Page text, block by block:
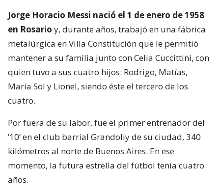
Jorge Horacio Messi nació el 1 de enero de 1958
en Rosario y, durante años, trabajó en una fábrica
metalúrgica en Villa Constitución que le permitió
mantener a su familia junto con Celia Cuccittini, con
quien tuvo a sus cuatro hijos: Rodrigo, Matías,
María Sol y Lionel, siendo éste el tercero de los
cuatro.
Por fuera de su labor, fue el primer entrenador del
’10’ en el club barrial Grandoliy de su ciudad, 340
kilómetros al norte de Buenos Aires. En ese
momento, la futura estrella del fútbol tenía cuatro
años.